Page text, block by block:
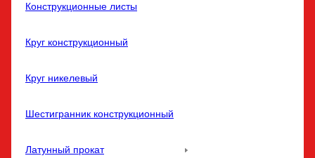
Конструкционные листы
Круг конструкционный
Круг никелевый
Шестигранник конструкционный
Латунный прокат